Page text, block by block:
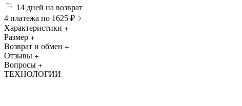
14 дней на возврат
4 платежа по 1625 ₽
Характеристики
Размер
Возврат и обмен
Отзывы
Вопросы
ТЕХНОЛОГИИ